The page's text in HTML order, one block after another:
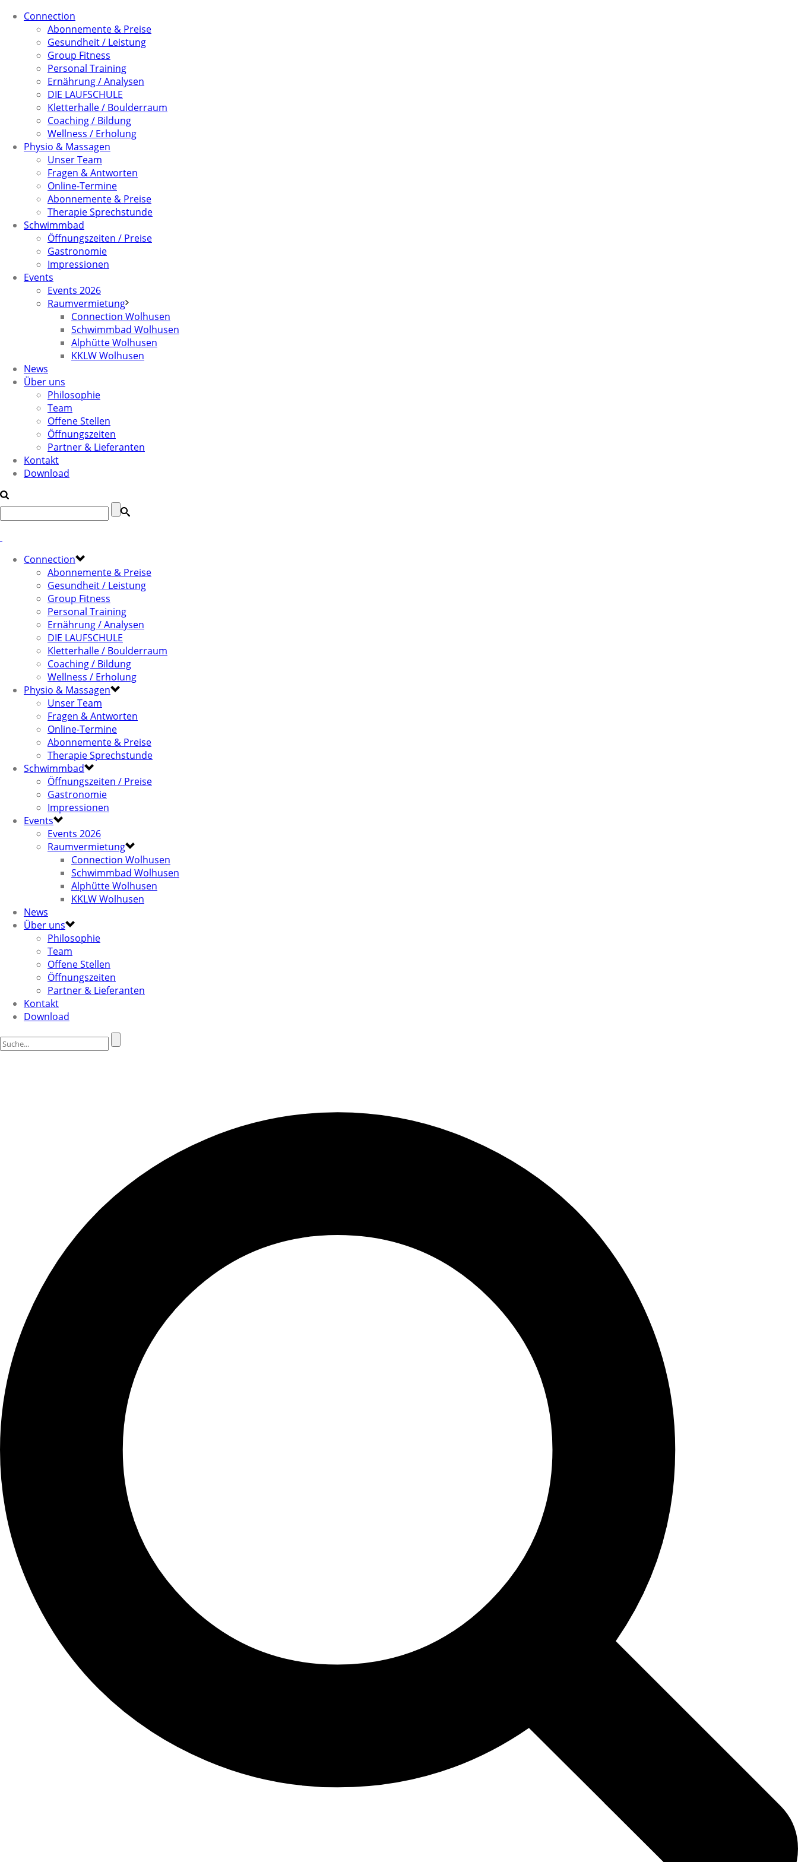
Connection
Abonnemente & Preise
Gesundheit / Leistung
Group Fitness
Personal Training
Ernährung / Analysen
DIE LAUFSCHULE
Kletterhalle / Boulderraum
Coaching / Bildung
Wellness / Erholung
Physio & Massagen
Unser Team
Fragen & Antworten
Online-Termine
Abonnemente & Preise
Therapie Sprechstunde
Schwimmbad
Öffnungszeiten / Preise
Gastronomie
Impressionen
Events
Events 2026
Raumvermietung
Connection Wolhusen
Schwimmbad Wolhusen
Alphütte Wolhusen
KKLW Wolhusen
News
Über uns
Philosophie
Team
Offene Stellen
Öffnungszeiten
Partner & Lieferanten
Kontakt
Download
Connection
Abonnemente & Preise
Gesundheit / Leistung
Group Fitness
Personal Training
Ernährung / Analysen
DIE LAUFSCHULE
Kletterhalle / Boulderraum
Coaching / Bildung
Wellness / Erholung
Physio & Massagen
Unser Team
Fragen & Antworten
Online-Termine
Abonnemente & Preise
Therapie Sprechstunde
Schwimmbad
Öffnungszeiten / Preise
Gastronomie
Impressionen
Events
Events 2026
Raumvermietung
Connection Wolhusen
Schwimmbad Wolhusen
Alphütte Wolhusen
KKLW Wolhusen
News
Über uns
Philosophie
Team
Offene Stellen
Öffnungszeiten
Partner & Lieferanten
Kontakt
Download